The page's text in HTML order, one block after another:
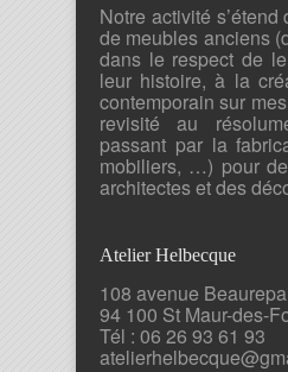
Notre activité
de meubles anciens
dans le respect de
leur histoire, à la
contemporain sur
revisité au
passant par la
mobiliers, …) pour
architectes et des
Atelier Helbecque
108 avenue
94 100 St Maur-des-
Tél : 06 26 93 61 93